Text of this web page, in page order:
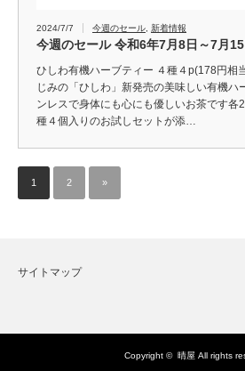
2024/7/7 今週のセール 新着情報
今週のセール 令和6年7月8日～7月15
ひしわ有機ハーブティー ４種４p(178円相
じみの「ひしわ」新発売の美味しい有機ハ
ンレスで身体にも心にも優しいお茶です各
種４個入りのお試しセットが添…
1 2 »
サイトマップ
Copyright © 晴屋 All rights